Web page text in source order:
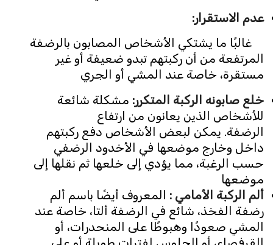
عدم الاستقرار
غالبًا ما يشتكي الأشخاص المصابون بالرضفة
المرتفعة من أن ركبتهم تبدو ضعيفة أو غير
مستقرة، خاصة عند المشي أو الجري
خلع صابونه الركبة المتكرر:مشكلة شائعة
للأشخاص الذين يعانون من ارتفاع
الرضفة. يمكن لبعض الأشخاص دفع ركبتهم
داخل وخارج موضعها في الأخدود الرضفي
حسب الرغبة، مما يؤدي إلى خلعها ثم نقلها إلى
موضعها
ألم الركبة الأمامي :المعروف أيضًا باسم ألم
رضفة الفخذ، شائع في الرضفة ألتا، خاصة عند
المشي صعودًا وهبوطًا على المنحدرات، أو